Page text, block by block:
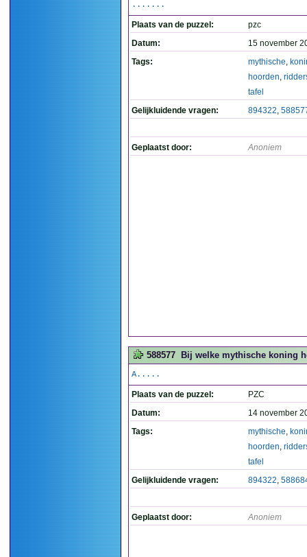
.......
Plaats van de puzzel:
pzc
Datum:
15 november
Tags:
mythische,
hoorden,
tafel
Gelijkluidende vragen:
894322,
Geplaatst door: Anoniem
588577 Bij welke mythische koning
A.....
Plaats van de puzzel:
PZC
Datum:
14 november
Tags:
mythische,
hoorden,
tafel
Gelijkluidende vragen:
894322,
Geplaatst door: Anoniem